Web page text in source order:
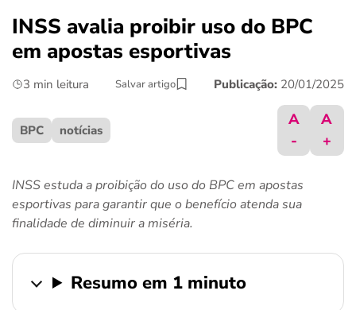
crédito fácil
últimas notícias
ferramentas
INSS avalia proibir uso do BPC
em apostas esportivas
3 min leitura Salvar artigo Publicação: 20/01/2025
BPC notícias
A
-
A
+
INSS estuda a proibição do uso do BPC em apostas
esportivas para garantir que o benefício atenda sua
finalidade de diminuir a miséria.
Resumo em 1 minuto